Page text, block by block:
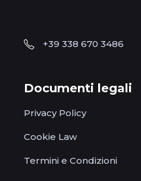
+39 338 670 3486
Documenti legali
Privacy Policy
Cookie Law
Termini e Condizioni